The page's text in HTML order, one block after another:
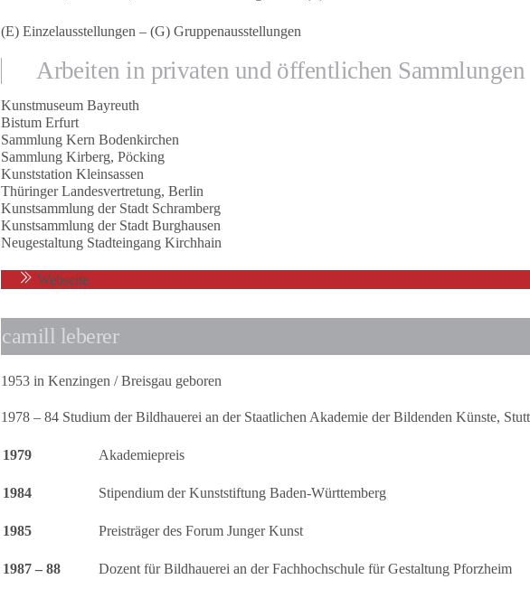
(E) Einzelausstellungen – (G) Gruppenausstellungen
Arbeiten in privaten und öffentlichen Sammlungen
Kunstmuseum Bayreuth
Bistum Erfurt
Sammlung Kern Bodenkirchen
Sammlung Kirberg, Pöcking
Kunststation Kleinsassen
Thüringer Landesvertretung, Berlin
Kunstsammlung der Stadt Schramberg
Kunstsammlung der Stadt Burghausen
Neugestaltung Stadteingang Kirchhain
Webseite
camill leberer
1953 in Kenzingen / Breisgau geboren
1978 – 84 Studium der Bildhauerei an der Staatlichen Akademie der Bildenden Künste,
1979 Akademiepreis
1984 Stipendium der Kunststiftung Baden-Württemberg
1985 Preisträger des Forum Junger Kunst
1987 – 88 Dozent für Bildhauerei an der Fachhochschule für Gestaltung Pforzheim